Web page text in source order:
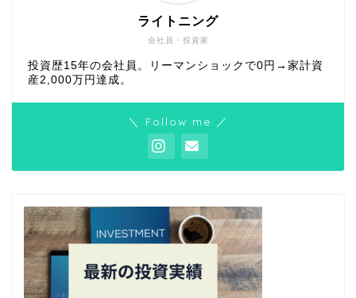
会社員・投資家
ライトニング
投資歴15年の会社員。リーマンショックで0円→家計資
産2,000万円達成。
＼ Follow me ／